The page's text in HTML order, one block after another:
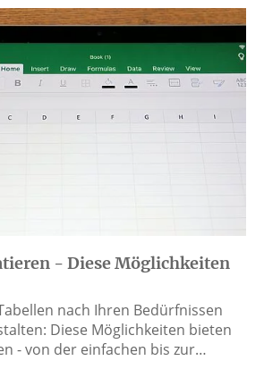
- Diese Möglichkeiten
nach Ihren Bedürfnissen
Diese Möglichkeiten bieten
- von der einfachen bis zur…